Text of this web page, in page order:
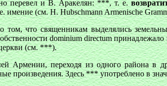
перевел и В. Аракелян: ***, т. е.
имение (см. Н. Hubschmann Armenische
что священникам выделялись
dominium directum
(см. ***).
Армении, переходя из одного района в
произведения. Здесь *** употреблено в